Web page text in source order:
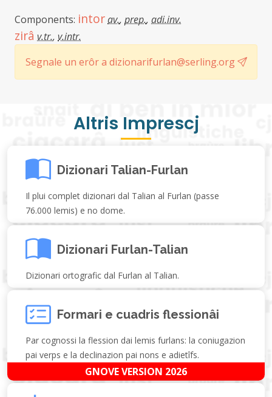
Components: intorav., prep., adi.inv.
zirâ v.tr., v.intr.
Segnale un erôr a dizionarifurlan@serling.org
Altris Imprescj
Dizionari Talian-Furlan
Il plui complet dizionari dal Talian al Furlan (passe
76.000 lemis) e no dome.
Dizionari Furlan-Talian
Dizionari ortografic dal Furlan al Talian.
Formari e cuadris flessionâi
Par cognossi la flession dai lemis furlans: la coniugazion
pai verps e la declinazion pai nons e adietîfs.
GNOVE VERSION 2026